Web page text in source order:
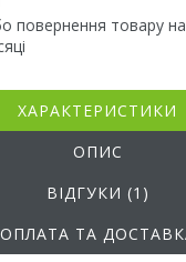
повернення товару на
ХАРАКТЕРИСТИКИ
ОПИС
ВІДГУКИ (1)
ОПЛАТА ТА